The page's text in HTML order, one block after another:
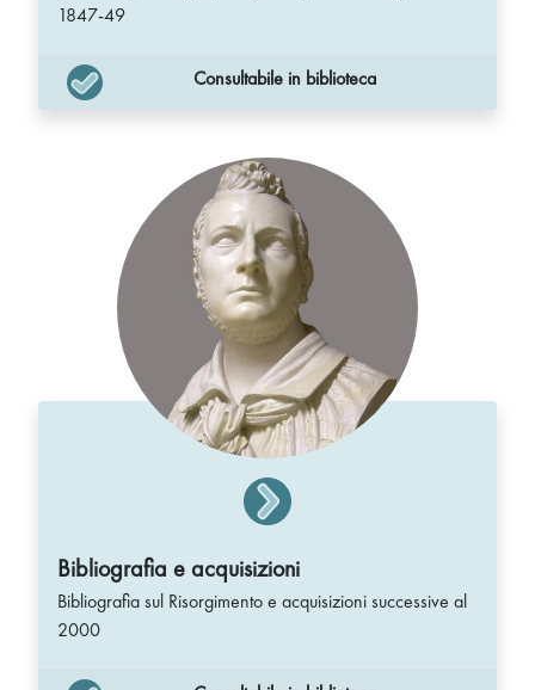
1847-49
Consultabile in biblioteca
Bibliografia e acquisizioni
Bibliografia sul Risorgimento e acquisizioni successive al
2000